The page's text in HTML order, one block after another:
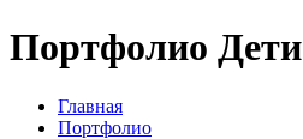
Портфолио Дети
Главная
Портфолио